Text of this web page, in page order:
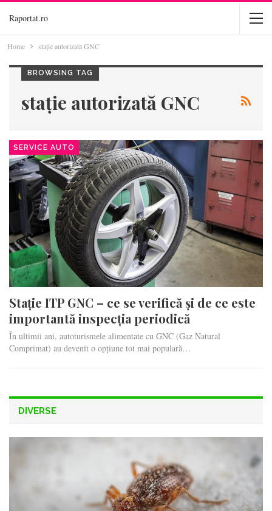
Raportat.ro
Home stație autorizată GNC
BROWSING TAG
stație autorizată GNC
SERVICE AUTO
Stație ITP GNC – ce se verifică și de ce este
importantă inspecția periodică
În ultimii ani, autoturismele alimentate cu GNC (Gaz Natural
Comprimat) au devenit o opțiune tot mai populară…
DIVERSE